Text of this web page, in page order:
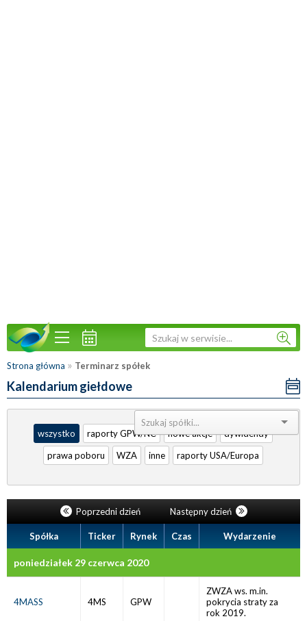
Strona główna » Terminarz spółek
Kalendarium giełdowe
Sortuj:
wszystko
raporty GPW/NC nowe akcje
dywidendy
prawa poboru
WZA inne raporty USA/Europa
Poprzedni dzień Następny dzień
Spółka Ticker Rynek Czas Wydarzenie
poniedziałek 29 czerwca 2020
4MASS 4MS GPW
ZWZA ws. m.in.
pokrycia straty za
rok 2019.